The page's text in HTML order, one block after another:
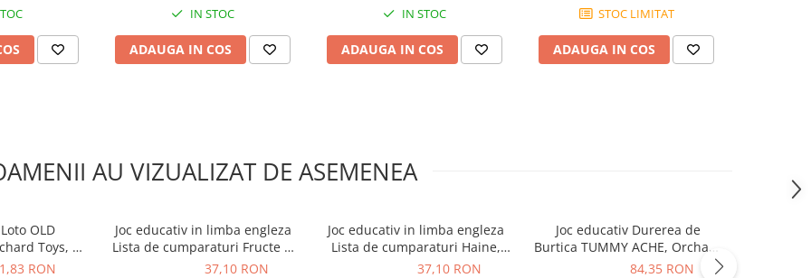
IN STOC
ADAUGA IN COS
IN STOC
ADAUGA IN COS
STOC LIMITAT
ADAUGA IN COS
AU VIZUALIZAT DE ASEMENEA
OLD
Toys, 2-
RON
Joc educativ in limba engleza
Lista de cumparaturi Fructe si
legume, Orchard Toys, 2-3 ani
37,10 RON
Joc educativ in limba engleza
Lista de cumparaturi Haine,
Orchard Toys, 2-3 ani +
37,10 RON
Joc educativ Durerea de
Burtica TUMMY ACHE, Orchard
Toys, 2-3 ani +
84,35 RON